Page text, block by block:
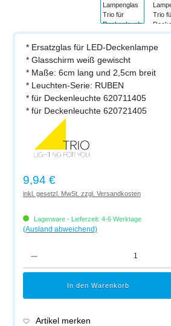
* Ersatzglas für LED-Deckenlampe
* Glasschirm weiß gewischt
* Maße: 6cm lang und 2,5cm breit
* Leuchten-Serie: RUBEN
* für Deckenleuchte 620711405
* für Deckenleuchte 620721405
Regulärer Preis:
9,94 €
inkl. gesetzl. MwSt. zzgl. Versandkosten
Lagerware - Lieferzeit: 4-6 Werktage
(Ausland abweichend)
In den Warenkorb
Artikel merken